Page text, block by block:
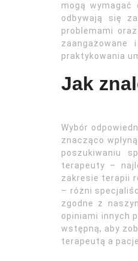
mogą wymagać
odbywają się
problemami
praktykowania
Jak
Wybór
znacząco
poszukiwaniu
terapeuty –
zakresie terapii
– różni
zgodne z
opiniami innych
wstępną, aby
terapeutą a